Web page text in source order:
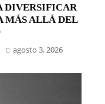
DIVERSIFICAR
MÁS ALLÁ DEL
agosto 3, 2026